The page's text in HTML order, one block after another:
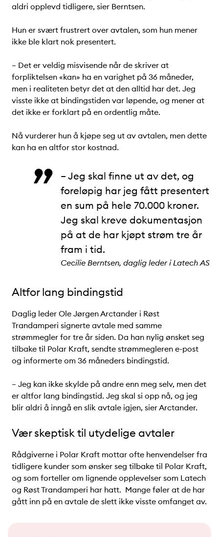
aldri opplevd tidligere, sier Berntsen.
Hun er svært frustrert over avtalen, som hun mener
ikke ble klart nok presentert.
– Det er veldig misvisende når de skriver at
forpliktelsen «kan» ha en varighet på 36 måneder,
men i realiteten betyr det at den alltid har det. Jeg
visste ikke at bindingstiden var løpende, og mener at
det ikke er forklart på en ordentlig måte.
Nå vurderer hun å kjøpe seg ut av avtalen, men dette
kan ha en altfor stor kostnad.
– Jeg skal finne ut av det, og
foreløpig har jeg fått presentert
en sum på hele 70.000 kroner.
Jeg skal kreve dokumentasjon
på at de har kjøpt strøm tre år
fram i tid.
Cecilie Berntsen, daglig leder i Latech AS
Altfor lang bindingstid
Daglig leder Ole Jørgen Arctander i Røst
Trandamperi signerte avtale med samme
strømmegler for tre år siden. Da han nylig ønsket seg
tilbake til Polar Kraft, sendte strømmegleren e-post
og informerte om 36 måneders bindingstid.
– Jeg kan ikke skylde på andre enn meg selv, men det
er altfor lang bindingstid. Jeg skal si opp nå, og jeg
blir aldri å inngå en slik avtale igjen, sier Arctander.
Vær skeptisk til utydelige avtaler
Rådgiverne i Polar Kraft mottar ofte henvendelser fra
tidligere kunder som ønsker seg tilbake til Polar Kraft,
og som forteller om lignende opplevelser som Latech
og Røst Trandamperi har hatt. Mange føler at de har
gått inn på en avtale de slett ikke visste omfanget av.